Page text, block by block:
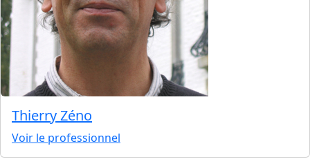
Thierry Zéno
Voir le professionnel